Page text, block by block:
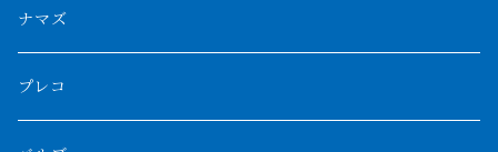
ブルレッド
特殊個体
紅龍
シルバーアロワナ
ブラックアロワナ
ナイジェリア
ナポレオンビチャー
バロ川
ビキールビキール
トゥルカナ湖
オモ川
タンガニーカビチャー
チャンナバルカ
大型スネークヘッド
ナマズ
プレコ